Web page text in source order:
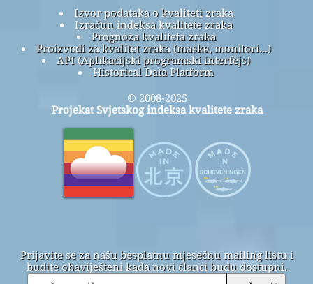
Izvor podataka o kvaliteti zraka
Izračun indeksa kvalitete zraka
Prognoza kvaliteta zraka
Proizvodi za kvalitet zraka (maske, monitori...)
API (Aplikacijski programski interfejs)
Historical Data Platform
© 2008-2025
Projekat Svjetskog indeksa kvalitete zraka
Prijavite se za našu besplatnu mjesečnu mailing listu i
budite obaviješteni kada novi članci budu dostupni.